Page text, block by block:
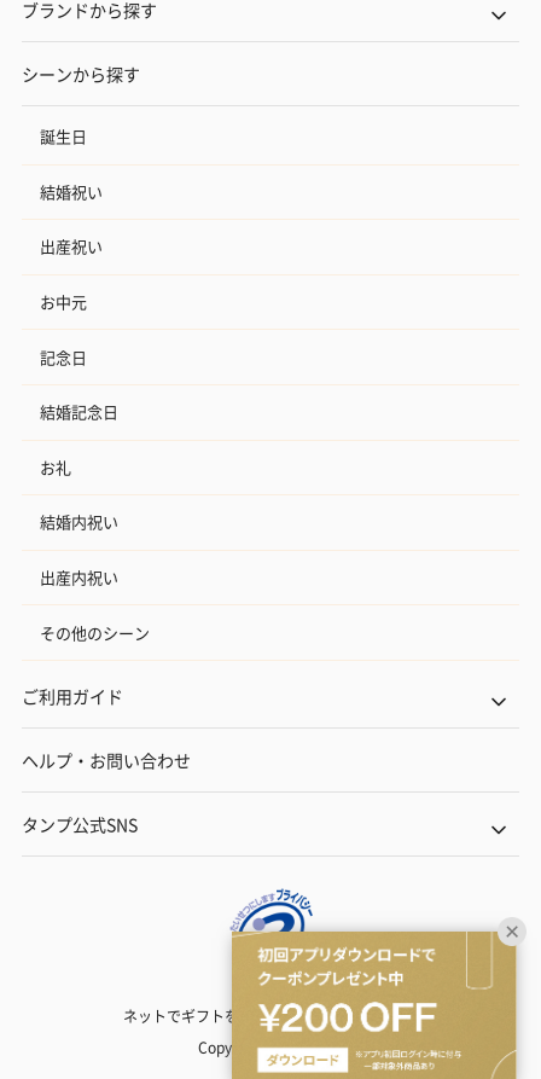
ブランドから探す
シーンから探す
誕生日
結婚祝い
出産祝い
お中元
記念日
結婚記念日
お礼
結婚内祝い
出産内祝い
その他のシーン
ご利用ガイド
ヘルプ・お問い合わせ
タンプ公式SNS
ネットでギフトを贈るなら | TANP（タンプ）
Copyright© TANP Inc.